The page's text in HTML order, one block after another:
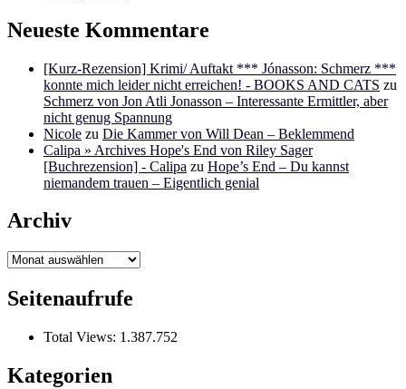
Neueste Kommentare
[Kurz-Rezension] Krimi/ Auftakt *** Jónasson: Schmerz ***
konnte mich leider nicht erreichen! - BOOKS AND CATS zu
Schmerz von Jon Atli Jonasson – Interessante Ermittler, aber
nicht genug Spannung
Nicole zu Die Kammer von Will Dean – Beklemmend
Calipa » Archives Hope's End von Riley Sager
[Buchrezension] - Calipa zu Hope’s End – Du kannst
niemandem trauen – Eigentlich genial
Archiv
Archiv
Seitenaufrufe
Total Views: 1.387.752
Kategorien